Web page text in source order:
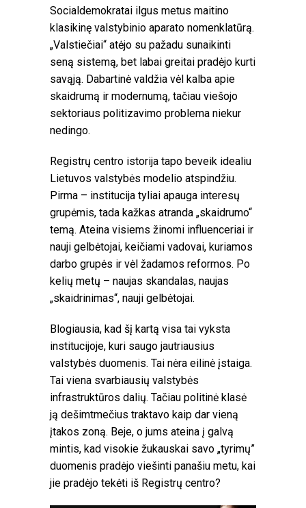
Socialdemokratai ilgus metus maitino
klasikinę valstybinio aparato nomenklatūrą.
„Valstiečiai“ atėjo su pažadu sunaikinti
seną sistemą, bet labai greitai pradėjo kurti
savąją. Dabartinė valdžia vėl kalba apie
skaidrumą ir modernumą, tačiau viešojo
sektoriaus politizavimo problema niekur
nedingo.
Registrų centro istorija tapo beveik idealiu
Lietuvos valstybės modelio atspindžiu.
Pirma – institucija tyliai apauga interesų
grupėmis, tada kažkas atranda „skaidrumo“
temą. Ateina visiems žinomi influenceriai ir
nauji gelbėtojai, keičiami vadovai, kuriamos
darbo grupės ir vėl žadamos reformos. Po
kelių metų – naujas skandalas, naujas
„skaidrinimas“, nauji gelbėtojai.
Blogiausia, kad šį kartą visa tai vyksta
institucijoje, kuri saugo jautriausius
valstybės duomenis. Tai nėra eilinė įstaiga.
Tai viena svarbiausių valstybės
infrastruktūros dalių. Tačiau politinė klasė
ją dešimtmečius traktavo kaip dar vieną
įtakos zoną. Beje, o jums ateina į galvą
mintis, kad visokie žukauskai savo „tyrimų”
duomenis pradėjo viešinti panašiu metu, kai
jie pradėjo tekėti iš Registrų centro?